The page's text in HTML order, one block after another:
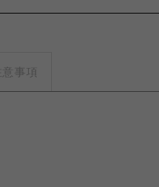
意事項